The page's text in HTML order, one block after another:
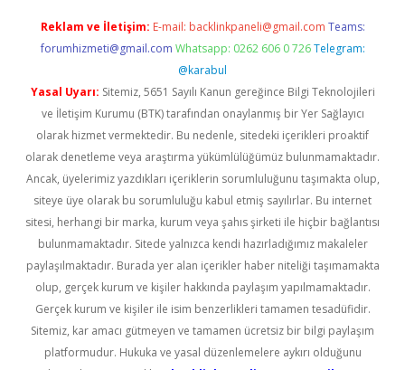
Reklam ve İletişim: E-mail: backlinkpaneli@gmail.com Teams:
forumhizmeti@gmail.com Whatsapp: 0262 606 0 726 Telegram:
@karabul
Yasal Uyarı: Sitemiz, 5651 Sayılı Kanun gereğince Bilgi Teknolojileri
ve İletişim Kurumu (BTK) tarafından onaylanmış bir Yer Sağlayıcı
olarak hizmet vermektedir. Bu nedenle, sitedeki içerikleri proaktif
olarak denetleme veya araştırma yükümlülüğümüz bulunmamaktadır.
Ancak, üyelerimiz yazdıkları içeriklerin sorumluluğunu taşımakta olup,
siteye üye olarak bu sorumluluğu kabul etmiş sayılırlar. Bu internet
sitesi, herhangi bir marka, kurum veya şahıs şirketi ile hiçbir bağlantısı
bulunmamaktadır. Sitede yalnızca kendi hazırladığımız makaleler
paylaşılmaktadır. Burada yer alan içerikler haber niteliği taşımamakta
olup, gerçek kurum ve kişiler hakkında paylaşım yapılmamaktadır.
Gerçek kurum ve kişiler ile isim benzerlikleri tamamen tesadüfidir.
Sitemiz, kar amacı gütmeyen ve tamamen ücretsiz bir bilgi paylaşım
platformudur. Hukuka ve yasal düzenlemelere aykırı olduğunu